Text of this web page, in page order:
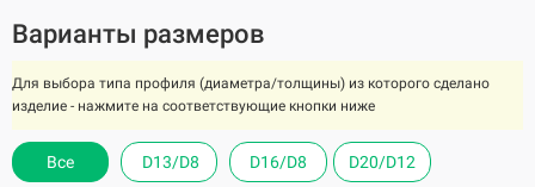
Варианты размеров
Для выбора типа профиля (диаметра/толщины) из которого сделано
изделие - нажмите на соответствующие кнопки ниже
Все D13/D8 D16/D8 D20/D12
Все D13/D8 D16/D8 D20/D12
Все D13/D8 D16/D8 D20/D12
Все D13/D8 D16/D8 D20/D12
Все D13/D8 D16/D8 D20/D12
Все D13/D8 D16/D8 D20/D12
Все D13/D8 D16/D8 D20/D12